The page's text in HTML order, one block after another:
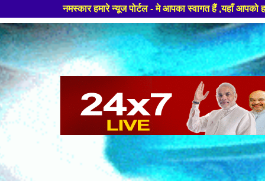
पोर्टल - मे आपका स्वागत हैं ,यहाँ आपको हमेशा ताजा खबरों से रूबरू